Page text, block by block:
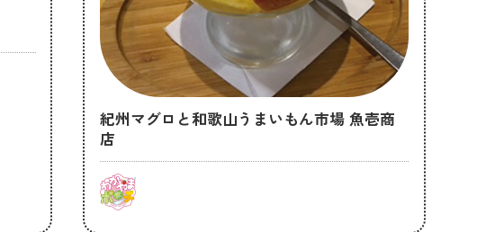
紀州マグロと和歌山うまいもん市場 魚壱商
店